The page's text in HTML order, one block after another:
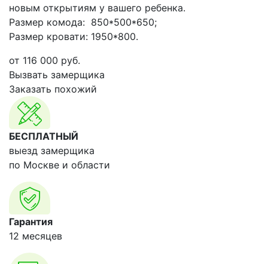
новым открытиям у вашего ребенка.
Размер комода: 850*500*650;
Размер кровати: 1950*800.
от 116 000 руб.
Вызвать замерщика
Заказать похожий
БЕСПЛАТНЫЙ
выезд замерщика
по Москве и области
Гарантия
12 месяцев